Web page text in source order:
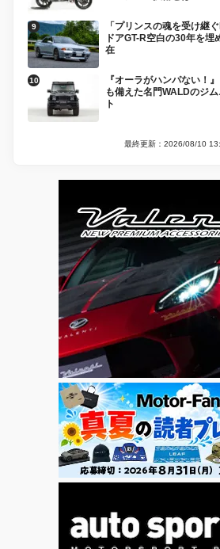
「プリンスの魂を受け継
ドアGT-R空白の30年を
在
『オーラがハンパない！
も備えた名門WALDのジ
ト
最終更新：2026/08/10